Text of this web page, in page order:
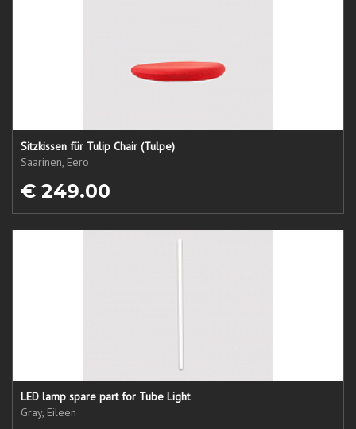
Sitzkissen für Tulip Chair (Tulpe)
Saarinen, Eero
€ 249.00
LED lamp spare part for Tube Light
Gray, Eileen